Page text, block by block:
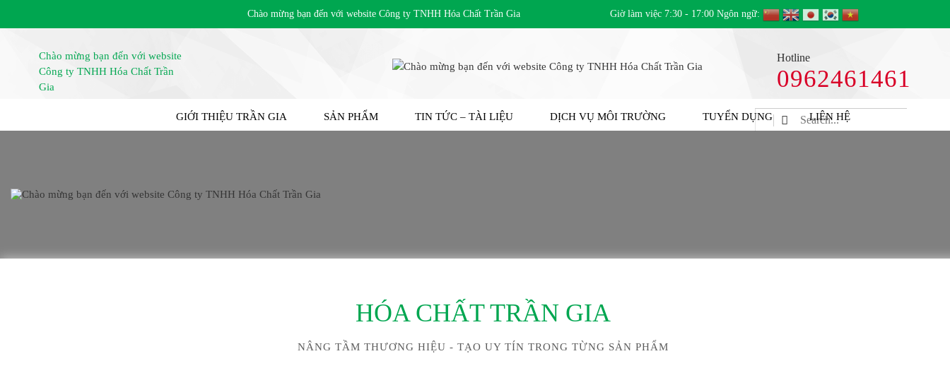
Chào mừng bạn đến với website Công ty TNHH Hóa Chất Trần Gia Giờ làm việc 7:30 - 17:00 Ngôn ngữ:
Hotline
0962461461
GIỚI THIỆU TRẦN GIA SẢN PHẨM TIN TỨC – TÀI LIỆU DỊCH VỤ MÔI TRƯỜNG TUYỂN DỤNG LIÊN HỆ
HÓA CHẤT TRẦN GIA
NÂNG TẦM THƯƠNG HIỆU - TẠO UY TÍN TRONG TỪNG SẢN PHẨM